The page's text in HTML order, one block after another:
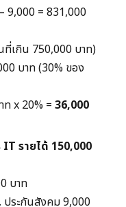
9,000 = 831,000
ที่เกิน 750,000 บาท)
บาท (30% ของ
ท x 20% = 36,000
รายได้ 150,000
บาท
ประกันสังคม 9,000